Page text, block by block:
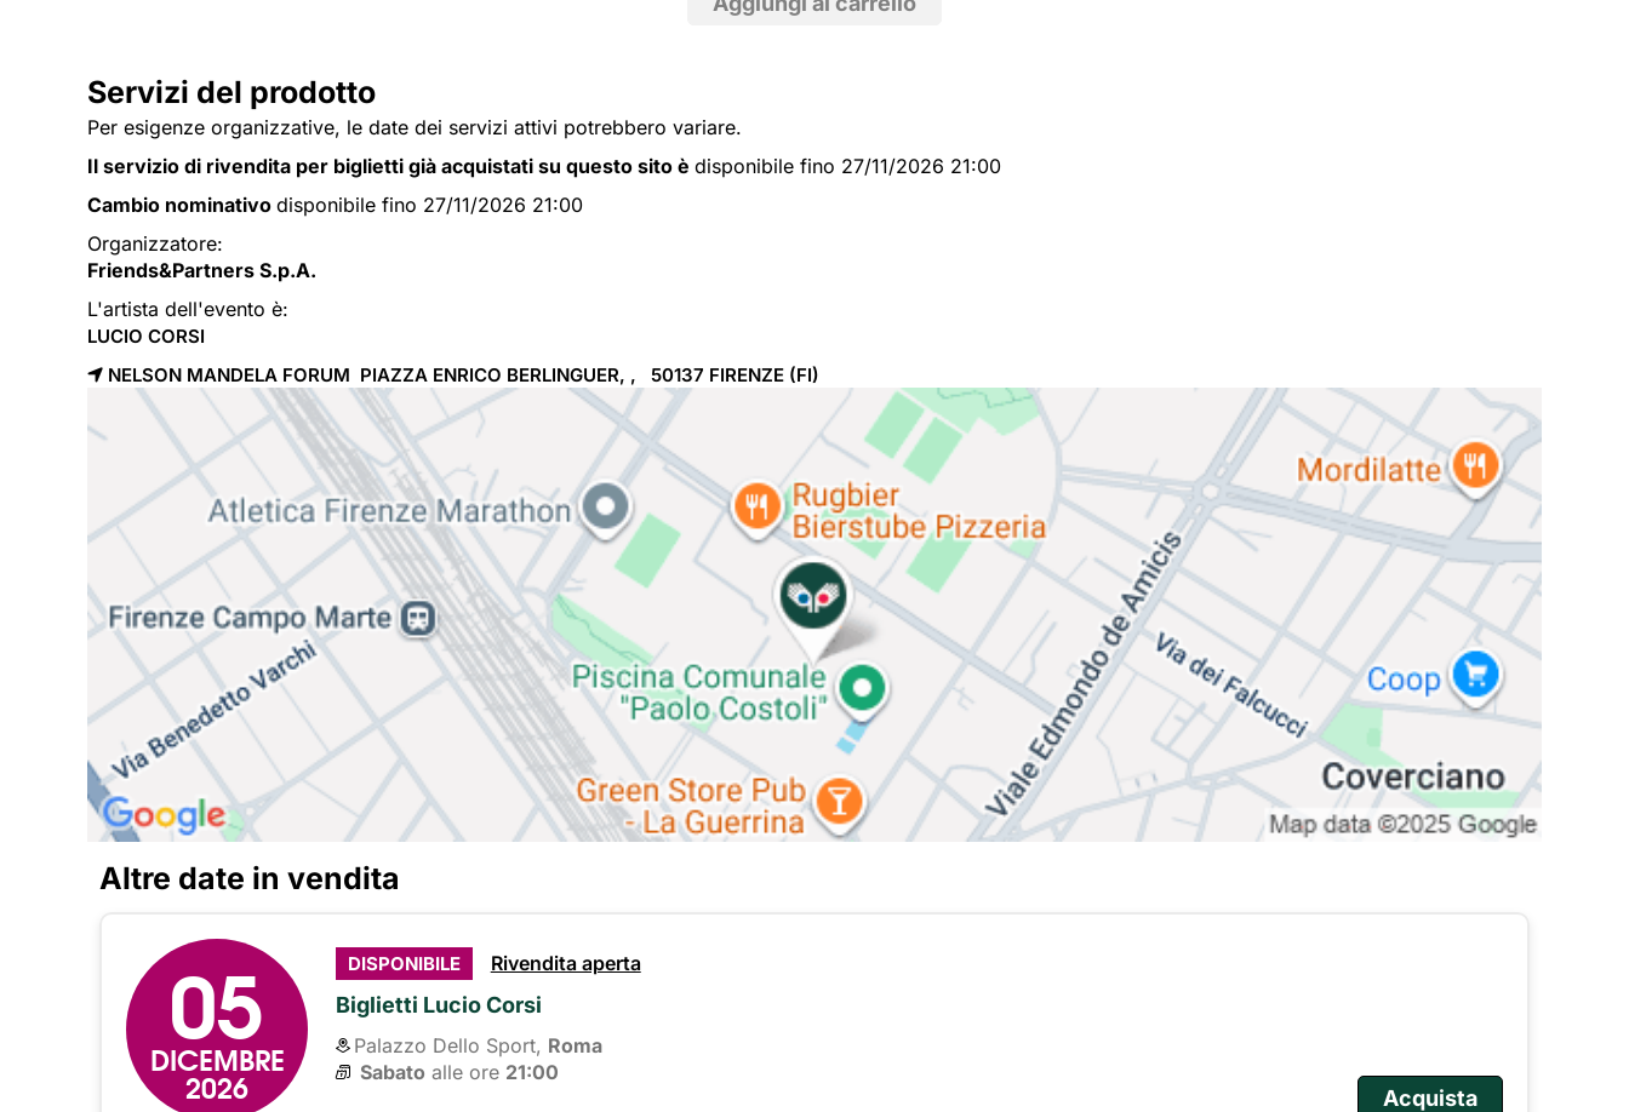
Servizi del prodotto
Per esigenze organizzative, le date dei servizi attivi potrebbero variare.
Il servizio di rivendita per biglietti già acquistati su questo sito è disponibile fino 27/11/2026 21:00
Cambio nominativo disponibile fino 27/11/2026 21:00
Organizzatore:
Friends&Partners S.p.A.
L'artista dell'evento è:
LUCIO CORSI
NELSON MANDELA FORUM PIAZZA ENRICO BERLINGUER, , 50137 FIRENZE (FI)
Altre date in vendita
05
DICEMBRE
2026
DISPONIBILE Rivendita aperta
Biglietti Lucio Corsi
Palazzo Dello Sport, Roma
Sabato alle ore 21:00
Acquista